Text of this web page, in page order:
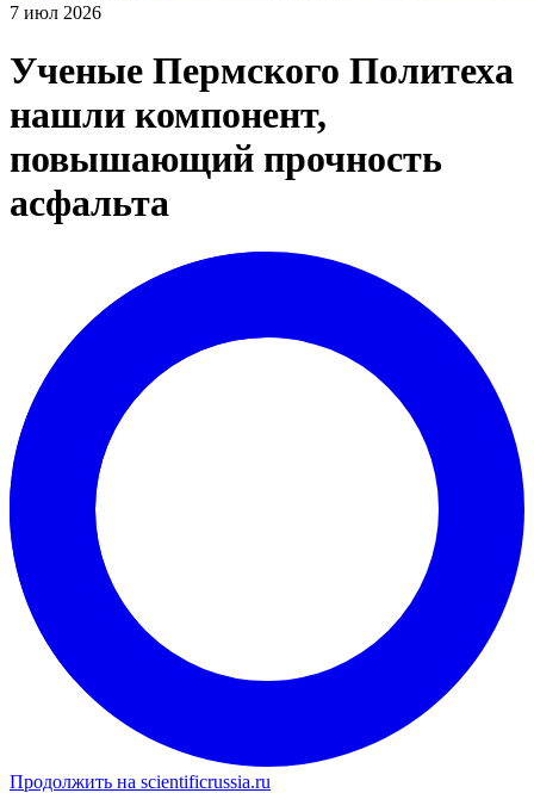
7 июл 2026
Ученые Пермского Политеха
нашли компонент,
повышающий прочность
асфальта
Продолжить на scientificrussia.ru